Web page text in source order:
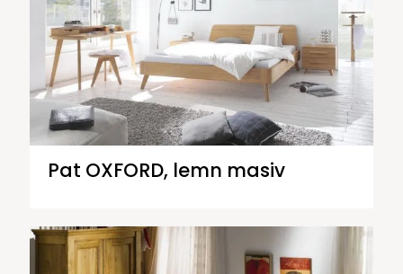
Pat OXFORD, lemn masiv